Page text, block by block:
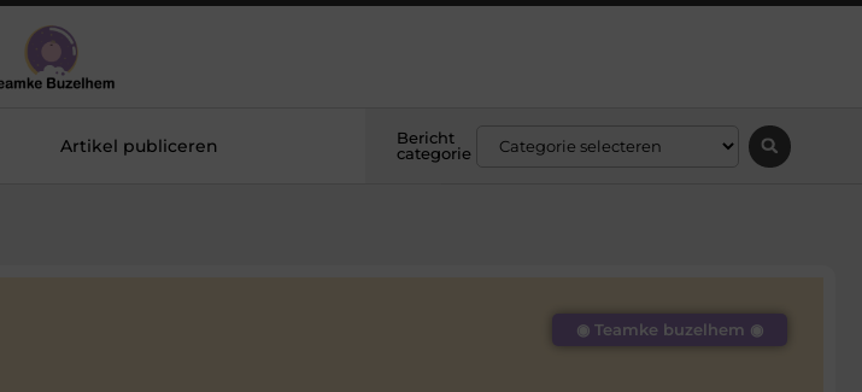
Artikel publiceren
Bericht
categorie
◉ Teamke buzelhem ◉